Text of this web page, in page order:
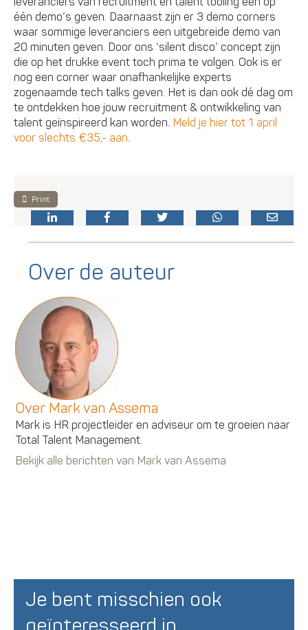
één demo’s geven. Daarnaast zijn er 3 demo corners
waar sommige leveranciers een uitgebreide demo van
20 minuten geven. Door ons ‘silent disco’ concept zijn
die op het drukke event toch prima te volgen. Ook is er
nog een corner waar onafhankelijke experts
zogenaamde tech talks geven. Het is dan ook dé dag om
te ontdekken hoe jouw recruitment & ontwikkeling van
talent geïnspireerd kan worden. Meld je hier tot 1 april
voor slechts €35,- aan.
Print
Over de auteur
Over Mark van Assema
Mark is HR projectleider en adviseur om te groeien naar
Total Talent Management.
Bekijk alle berichten van Mark van Assema
Je bent misschien ook